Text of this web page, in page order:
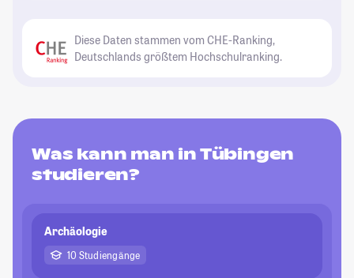
Diese Daten stammen vom CHE-Ranking,
Deutschlands größtem Hochschulranking.
Was kann man in Tübingen
studieren?
Archäologie
10 Studiengänge